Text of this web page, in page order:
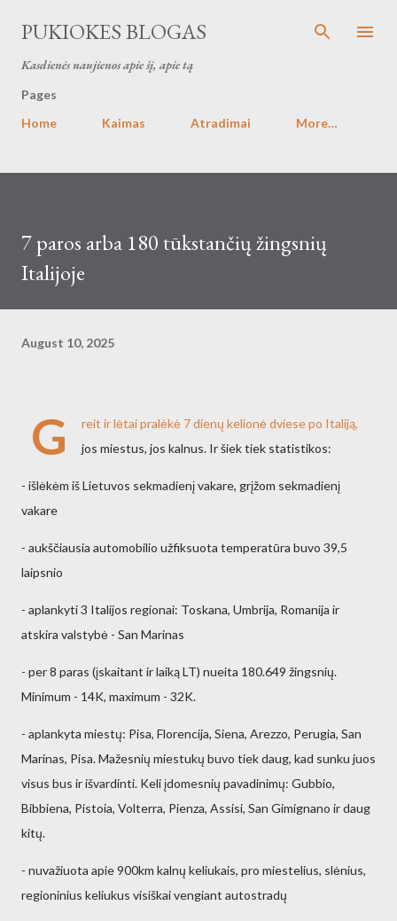
Skip to main content
PUKIOKES BLOGAS
Kasdienės naujienos apie šį, apie tą
Pages
Home
Kaimas Atradimai More…
7 paros arba 180 tūkstančių žingsnių
Italijoje
August 10, 2025
G
reit ir lėtai pralėkė 7 dienų kelionė dviese po Italiją,
jos miestus, jos kalnus. Ir šiek tiek statistikos:
- išlėkėm iš Lietuvos sekmadienį vakare, grįžom sekmadienį
vakare
- aukščiausia automobilio užfiksuota temperatūra buvo 39,5
laipsnio
- aplankyti 3 Italijos regionai: Toskana, Umbrija, Romanija ir
atskira valstybė - San Marinas
- per 8 paras (įskaitant ir laiką LT) nueita 180.649 žingsnių.
Minimum - 14K, maximum - 32K.
- aplankyta miestų: Pisa, Florencija, Siena, Arezzo, Perugia, San
Marinas, Pisa. Mažesnių miestukų buvo tiek daug, kad sunku juos
visus bus ir išvardinti. Keli įdomesnių pavadinimų: Gubbio,
Bibbiena, Pistoia, Volterra, Pienza, Assisi, San Gimignano ir daug
kitų.
- nuvažiuota apie 900km kalnų keliukais, pro miestelius, slėnius,
regioninius keliukus visiškai vengiant autostradų